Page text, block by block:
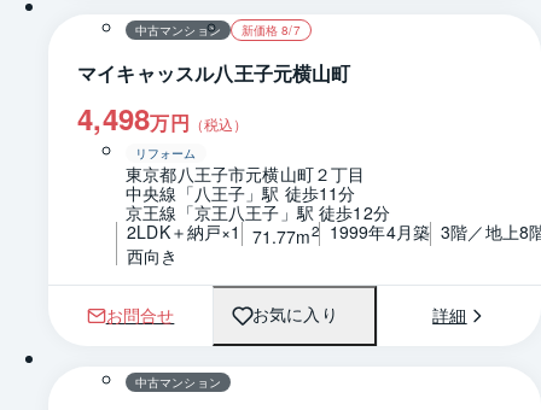
中古マンション 新価格 8/7
マイキャッスル八王子元横山町
4,498万円 （税込）
リフォーム
東京都八王子市元横山町２丁目
中央線「八王子」駅 徒歩11分
京王線「京王八王子」駅 徒歩12分
2LDK＋納戸×1
71.77m2 1999年4月築 3階／地上8
西向き
お問合せ お気に入り 詳細
1 / 0 間取り
中古マンション